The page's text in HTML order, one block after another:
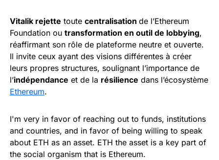
Vitalik rejette toute centralisation de l’Ethereum
Foundation ou transformation en outil de lobbying,
réaffirmant son rôle de plateforme neutre et ouverte.
Il invite ceux ayant des visions différentes à créer
leurs propres structures, soulignant l’importance de
l’indépendance et de la résilience dans l’écosystème
Ethereum.
I'm very in favor of reaching out to funds, institutions
and countries, and in favor of being willing to speak
about ETH as an asset. ETH the asset is a key part of
the social organism that is Ethereum.